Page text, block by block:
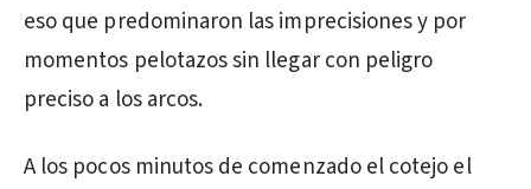
eso que predominaron las imprecisiones y por
momentos pelotazos sin llegar con peligro
preciso a los arcos.
A los pocos minutos de comenzado el cotejo el